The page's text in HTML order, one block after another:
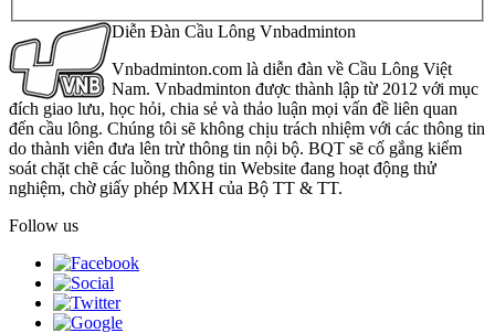
Diễn Đàn Cầu Lông Vnbadminton
Vnbadminton.com là diễn đàn về Cầu Lông Việt
Nam. Vnbadminton được thành lập từ 2012 với mục
đích giao lưu, học hỏi, chia sẻ và thảo luận mọi vấn đề liên quan
đến cầu lông. Chúng tôi sẽ không chịu trách nhiệm với các thông tin
do thành viên đưa lên trừ thông tin nội bộ. BQT sẽ cố gắng kiểm
soát chặt chẽ các luồng thông tin Website đang hoạt động thử
nghiệm, chờ giấy phép MXH của Bộ TT & TT.
Follow us